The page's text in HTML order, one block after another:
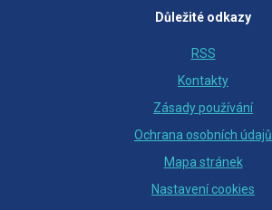
Důležité odkazy
RSS
Kontakty
Zásady používání
Ochrana osobních údajů
Mapa stránek
Nastavení cookies